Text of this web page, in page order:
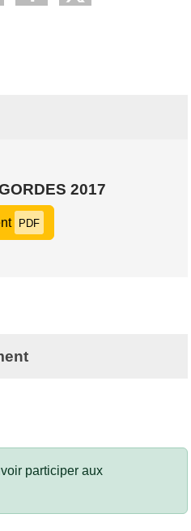
2017
PDF
participer aux